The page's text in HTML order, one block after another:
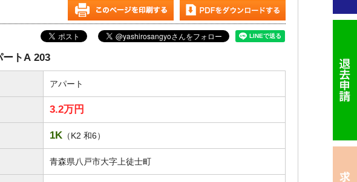
ートA 203
アパート
3.2万円
1K （K2 和6）
青森県八戸市大字上徒士町